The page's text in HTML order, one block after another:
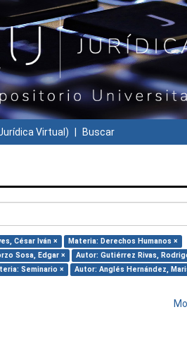
Virtual) Buscar
César Iván ×
Materia: Derechos Humanos ×
Sosa, Edgar ×
Autor: Gutiérrez Rivas,
Seminario ×
Autor: Anglés Hernández,